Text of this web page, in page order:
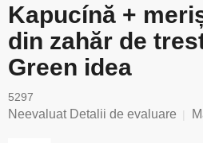
Kapucínă +
din zahăr de
Green idea
5297
Evaluarea
Neevaluat Detalii de evaluare